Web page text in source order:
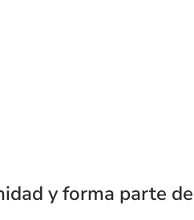
y forma parte